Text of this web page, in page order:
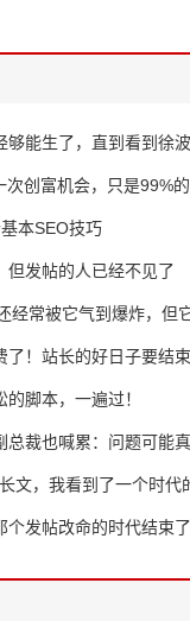
够能生了，直到看到
次创富机会，只是99%
本SEO技巧
但发帖的人已经不见了
经常被它气到爆炸，但
了！站长的好日子要结
脚本，一遍过！
总裁也喊累：问题可能
文，我看到了一个时代
个发帖改命的时代结束了